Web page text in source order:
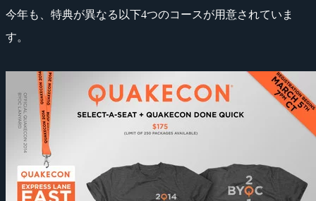
今年も、特典が異なる以下4つのコースが用意されていま
す。